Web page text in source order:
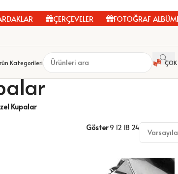
ÇERÇEVELER FOTOĞRAF ALBÜMLERİ
Kategorileri ÇOK
Kupalar
Göster9 12 18 24